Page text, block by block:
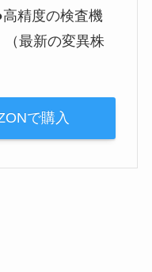
精度の検査機
最新の変異株
で購入